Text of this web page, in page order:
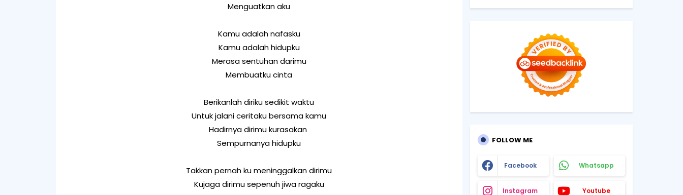
Menguatkan aku
Kamu adalah nafasku
Kamu adalah hidupku
Merasa sentuhan darimu
Membuatku cinta
Berikanlah diriku sedikit waktu
Untuk jalani ceritaku bersama kamu
Hadirnya dirimu kurasakan
Sempurnanya hidupku
Takkan pernah ku meninggalkan dirimu
Kujaga dirimu sepenuh jiwa ragaku
FOLLOW ME
Facebook Whatsapp
Instagram Youtube